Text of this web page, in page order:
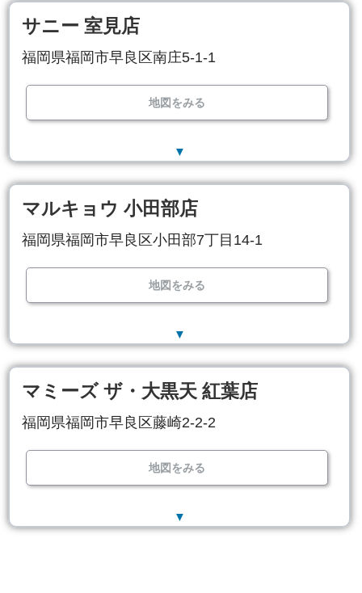
サニー 室見店
福岡県福岡市早良区南庄5-1-1
地図をみる
▼
マルキョウ 小田部店
福岡県福岡市早良区小田部7丁目14-1
地図をみる
▼
マミーズ ザ・大黒天 紅葉店
福岡県福岡市早良区藤崎2-2-2
地図をみる
▼